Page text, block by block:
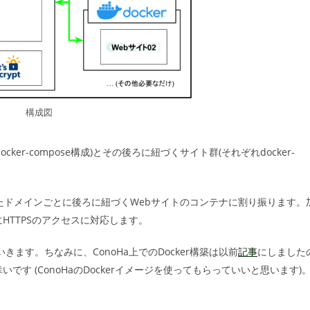
構成図
compose構成)とその後ろに紐づくサイト群(それぞれdocker-
メインごとに後ろに紐づくWebサイトのコンテナに割り振ります。
のアクセスに対応します。
ます。ちなみに、ConoHa上でのDocker構築は以前記事にしました
です (ConoHaのDockerイメージを使ってもらっていいと思います)。